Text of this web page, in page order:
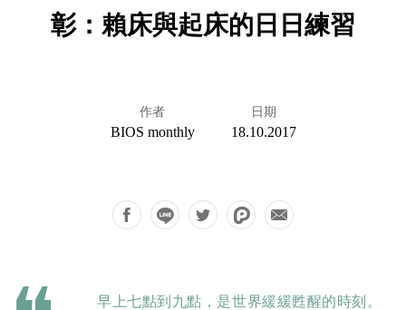
彰：賴床與起床的日日練習
作者
BIOS monthly
日期
18.10.2017
早上七點到九點，是世界緩緩甦醒的時刻。